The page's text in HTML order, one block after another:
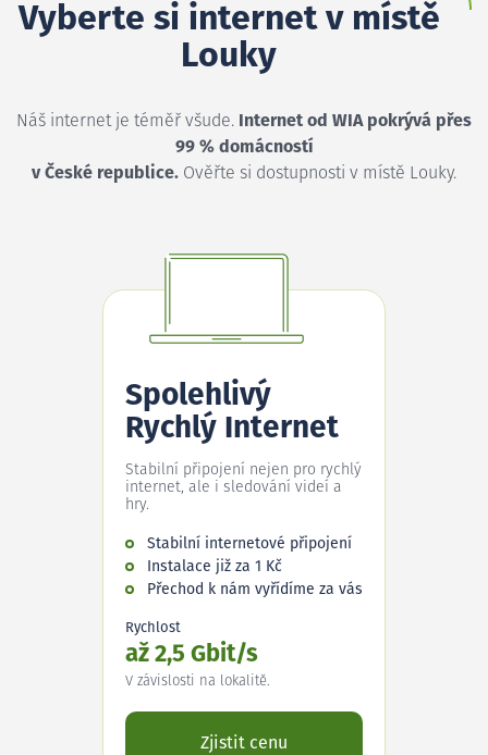
Vyberte si internet v místě
Louky
Náš internet je téměř všude. Internet od WIA pokrývá přes
99 % domácností
v České republice. Ověřte si dostupnosti v místě Louky.
Spolehlivý
Rychlý Internet
Stabilní připojení nejen pro rychlý
internet, ale i sledování videí a
hry.
Stabilní internetové připojení
Instalace již za 1 Kč
Přechod k nám vyřídíme za vás
Rychlost
až 2,5 Gbit/s
V závislosti na lokalitě.
Zjistit cenu